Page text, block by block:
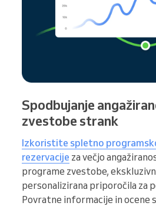
Spodbujanje
zvestobe strank
Izkoristite spletno
rezervacije za večjo
programe zvestobe,
personalizirana priporočila za
Povratne informacije in ocene